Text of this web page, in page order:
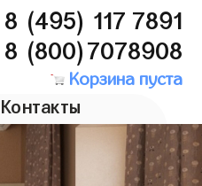
8 (495) 117 7891
8 (800)7078908
Корзина пуста
Контакты